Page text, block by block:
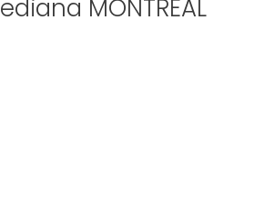
MONTREAL